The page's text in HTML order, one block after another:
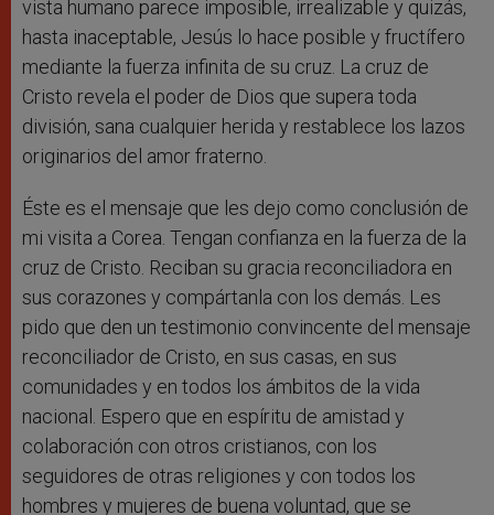
vista humano parece imposible, irrealizable y quizás,
hasta inaceptable, Jesús lo hace posible y fructífero
mediante la fuerza infinita de su cruz. La cruz de
Cristo revela el poder de Dios que supera toda
división, sana cualquier herida y restablece los lazos
originarios del amor fraterno.
Éste es el mensaje que les dejo como conclusión de
mi visita a Corea. Tengan confianza en la fuerza de la
cruz de Cristo. Reciban su gracia reconciliadora en
sus corazones y compártanla con los demás. Les
pido que den un testimonio convincente del mensaje
reconciliador de Cristo, en sus casas, en sus
comunidades y en todos los ámbitos de la vida
nacional. Espero que en espíritu de amistad y
colaboración con otros cristianos, con los
seguidores de otras religiones y con todos los
hombres y mujeres de buena voluntad, que se